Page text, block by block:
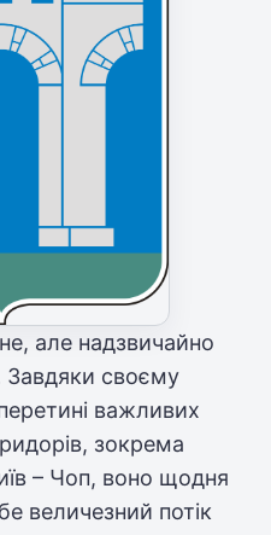
але надзвичайно
Завдяки своєму
важливих
зокрема
– Чоп, воно щодня
величезний потік